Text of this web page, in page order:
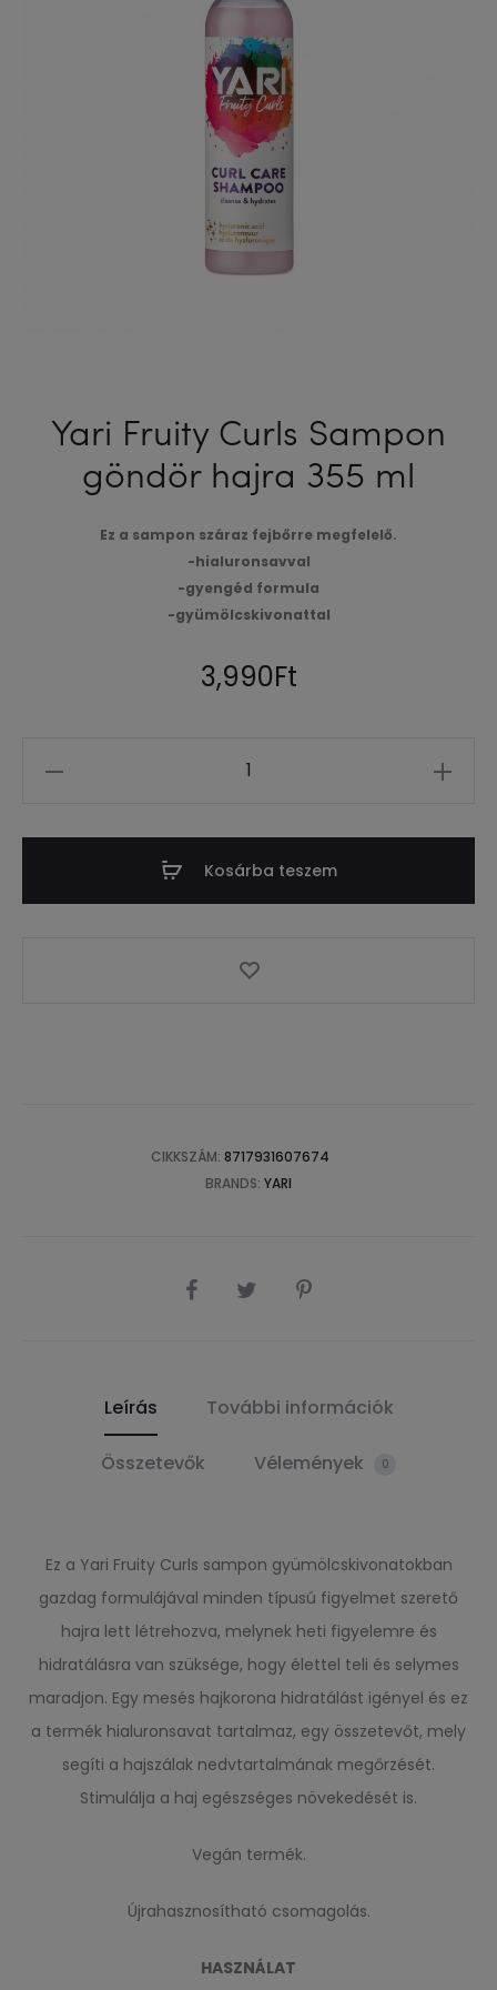
Yari Fruity Curls Sampon
göndör hajra 355 ml
Ez a sampon száraz fejbőrre megfelelő.
-hialuronsavval
-gyengéd formula
-gyümölcskivonattal
3,990Ft
Kosárba teszem
CIKKSZÁM: 8717931607674
BRANDS: YARI
SHARE
Leírás További információk
Összetevők Vélemények 0
Ez a Yari Fruity Curls sampon gyümölcskivonatokban
gazdag formulájával minden típusú figyelmet szerető
hajra lett létrehozva, melynek heti figyelemre és
hidratálásra van szüksége, hogy élettel teli és selymes
maradjon. Egy mesés hajkorona hidratálást igényel és ez
a termék hialuronsavat tartalmaz, egy összetevőt, mely
segíti a hajszálak nedvtartalmának megőrzését.
Stimulálja a haj egészséges növekedését is.
Vegán termék.
Újrahasznosítható csomagolás.
HASZNÁLAT